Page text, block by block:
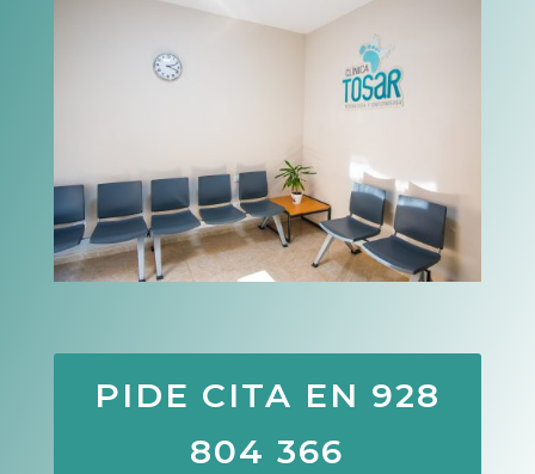
PIDE CITA EN 928
804 366